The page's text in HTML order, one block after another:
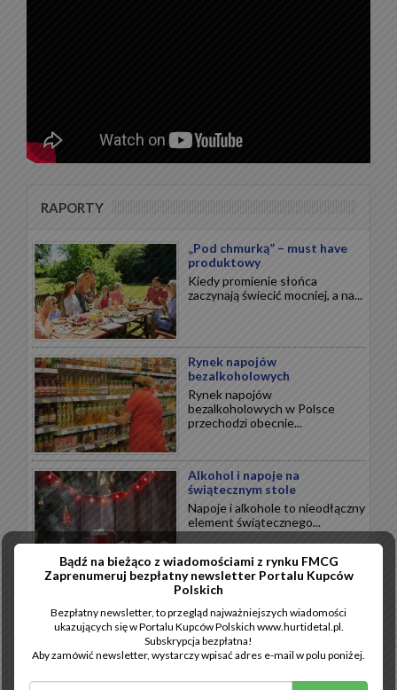
RAPORTY
„Pod chmurką” – must have
produktowy
Kiedy promienie słońca
zaczynają świecić mocniej, a na...
Rynek napojów
bezalkoholowych
Rynek napojów
bezalkoholowych w Polsce
przechodzi obecnie...
Alkohol i napoje na
świątecznym stole
Napoje i alkohole to nieodłączny
element świątecznego...
Wytrawne święta
Święta Bożego Narodzenia to
przede wszystkim wytrawne
smaki...
Bądź na bieżąco z wiadomościami z rynku FMCG
Zaprenumeruj bezpłatny newsletter Portalu Kupców
Polskich
Bezpłatny newsletter, to przegląd najważniejszych wiadomości
ukazujących się w Portalu Kupców Polskich www.hurtidetal.pl.
Subskrypcja bezpłatna!
Aby zamówić newsletter, wystarczy wpisać adres e-mail w polu poniżej.